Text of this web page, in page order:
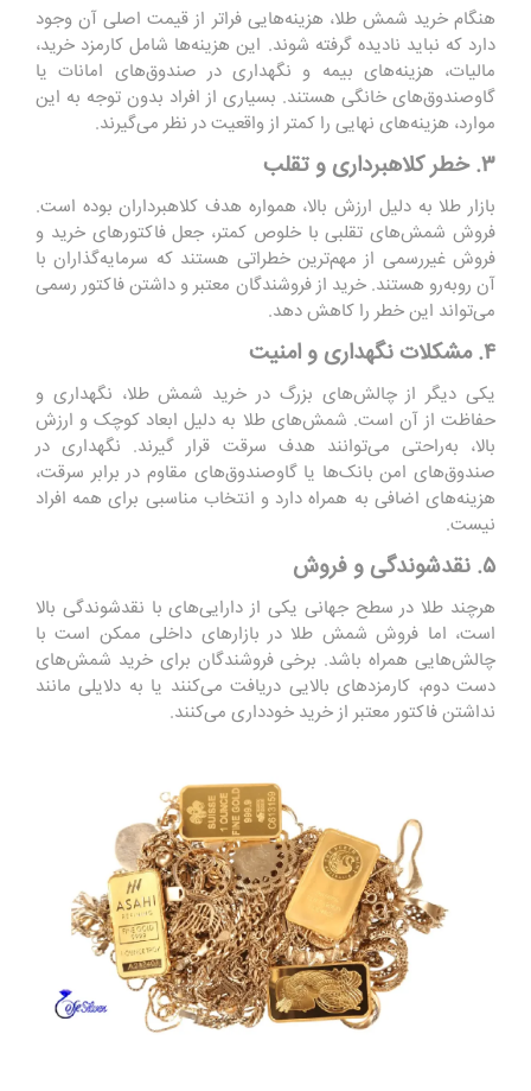
هنگام خرید شمش طلا، هزینه‌هایی فراتر از قیمت اصلی آن وجود
دارد که نباید نادیده گرفته شوند. این هزینه‌ها شامل کارمزد خرید،
مالیات، هزینه‌های بیمه و نگهداری در صندوق‌های امانات یا
گاوصندوق‌های خانگی هستند. بسیاری از افراد بدون توجه به این
موارد، هزینه‌های نهایی را کمتر از واقعیت در نظر می‌گیرند.
۳. خطر کلاهبرداری و تقلب
بازار طلا به دلیل ارزش بالا، همواره هدف کلاهبرداران بوده است.
فروش شمش‌های تقلبی با خلوص کمتر، جعل فاکتورهای خرید و
فروش غیررسمی از مهم‌ترین خطراتی هستند که سرمایه‌گذاران با
آن روبه‌رو هستند. خرید از فروشندگان معتبر و داشتن فاکتور رسمی
می‌تواند این خطر را کاهش دهد.
۴. مشکلات نگهداری و امنیت
یکی دیگر از چالش‌های بزرگ در خرید شمش طلا، نگهداری و
حفاظت از آن است. شمش‌های طلا به دلیل ابعاد کوچک و ارزش
بالا، به‌راحتی می‌توانند هدف سرقت قرار گیرند. نگهداری در
صندوق‌های امن بانک‌ها یا گاوصندوق‌های مقاوم در برابر سرقت،
هزینه‌های اضافی به همراه دارد و انتخاب مناسبی برای همه افراد
نیست.
۵. نقدشوندگی و فروش
هرچند طلا در سطح جهانی یکی از دارایی‌های با نقدشوندگی بالا
است، اما فروش شمش طلا در بازارهای داخلی ممکن است با
چالش‌هایی همراه باشد. برخی فروشندگان برای خرید شمش‌های
دست دوم، کارمزدهای بالایی دریافت می‌کنند یا به دلایلی مانند
نداشتن فاکتور معتبر از خرید خودداری می‌کنند.